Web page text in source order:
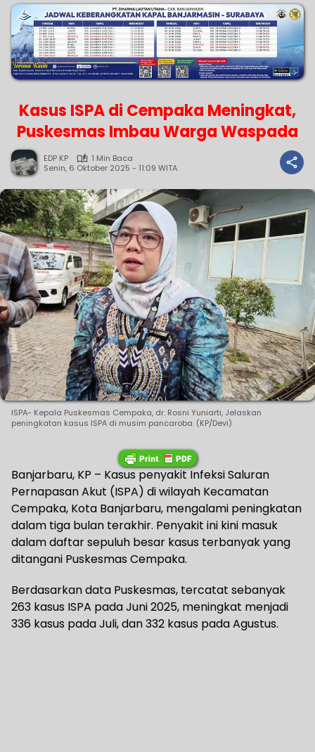
Kasus ISPA di Cempaka Meningkat,
Puskesmas Imbau Warga Waspada
EDP KP
1 Min Baca
Senin, 6 Oktober 2025 - 11:09 WITA
ISPA- Kepala Puskesmas Cempaka, dr. Rosni Yuniarti, Jelaskan
peningkatan kasus ISPA di musim pancaroba. (KP/Devi)
Banjarbaru, KP – Kasus penyakit Infeksi Saluran
Pernapasan Akut (ISPA) di wilayah Kecamatan
Cempaka, Kota Banjarbaru, mengalami peningkatan
dalam tiga bulan terakhir. Penyakit ini kini masuk
dalam daftar sepuluh besar kasus terbanyak yang
ditangani Puskesmas Cempaka.
Berdasarkan data Puskesmas, tercatat sebanyak
263 kasus ISPA pada Juni 2025, meningkat menjadi
336 kasus pada Juli, dan 332 kasus pada Agustus.